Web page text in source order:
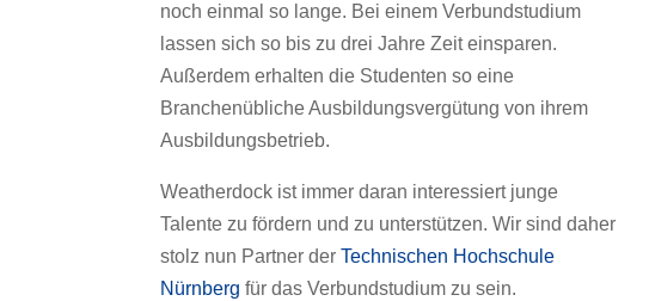
noch einmal so lange. Bei einem Verbundstudium
lassen sich so bis zu drei Jahre Zeit einsparen.
Außerdem erhalten die Studenten so eine
Branchenübliche Ausbildungsvergütung von ihrem
Ausbildungsbetrieb.
Weatherdock ist immer daran interessiert junge
Talente zu fördern und zu unterstützen. Wir sind daher
stolz nun Partner derTechnischen Hochschule
Nürnberg für das Verbundstudium zu sein.